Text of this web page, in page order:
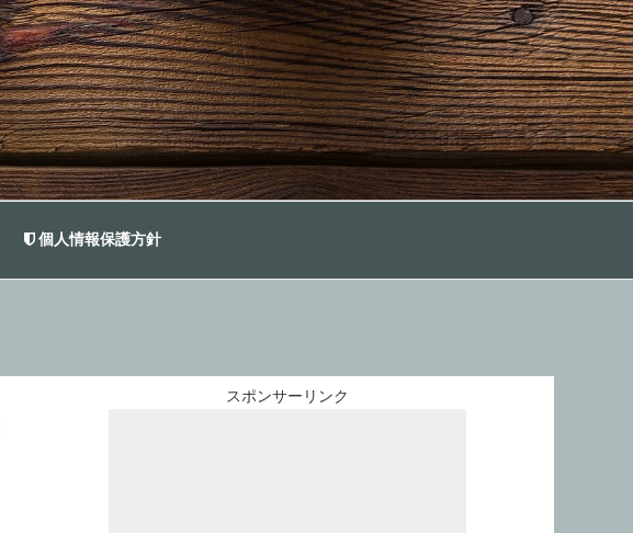
個人情報保護方針
スポンサーリンク